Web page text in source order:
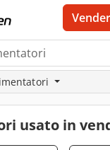
usato in